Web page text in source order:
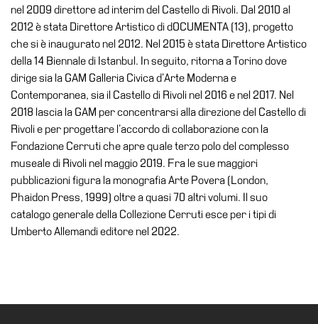
nel 2009 direttore ad interim del Castello di Rivoli. Dal 2010 al
2012 è stata Direttore Artistico di dOCUMENTA (13), progetto
che si è inaugurato nel 2012. Nel 2015 è stata Direttore Artistico
della 14 Biennale di Istanbul. In seguito, ritorna a Torino dove
dirige sia la GAM Galleria Civica d’Arte Moderna e
Contemporanea, sia il Castello di Rivoli nel 2016 e nel 2017. Nel
2018 lascia la GAM per concentrarsi alla direzione del Castello di
Rivoli e per progettare l’accordo di collaborazione con la
Fondazione Cerruti che apre quale terzo polo del complesso
museale di Rivoli nel maggio 2019. Fra le sue maggiori
pubblicazioni figura la monografia Arte Povera (London,
Phaidon Press, 1999) oltre a quasi 70 altri volumi. Il suo
catalogo generale della Collezione Cerruti esce per i tipi di
Umberto Allemandi editore nel 2022.